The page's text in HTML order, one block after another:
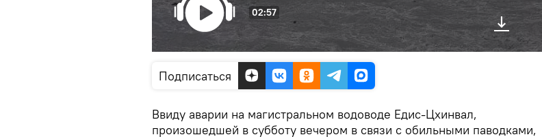
02:57
Подписаться
Ввиду аварии на магистральном водоводе Едис-Цхинвал,
произошедшей в субботу вечером в связи с обильными паводками,